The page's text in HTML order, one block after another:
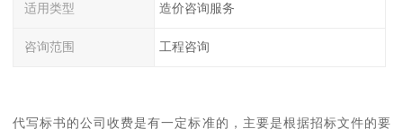
适用类型 造价咨询服务
咨询范围 工程咨询
代写标书的公司收费是有一定标准的，主要是根据招标文件的要